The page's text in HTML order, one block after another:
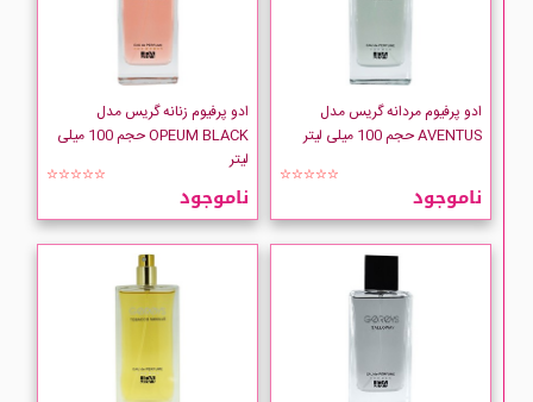
ادو پرفیوم مردانه گریس مدل
AVENTUS حجم 100 میلی لیتر
☆☆☆☆☆
ناموجود
ادو پرفیوم زنانه گریس مدل
OPEUM BLACK حجم 100 میلی
لیتر
☆☆☆☆☆
ناموجود